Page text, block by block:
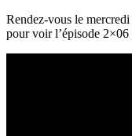
Rendez-vous le
pour voir l’épisode